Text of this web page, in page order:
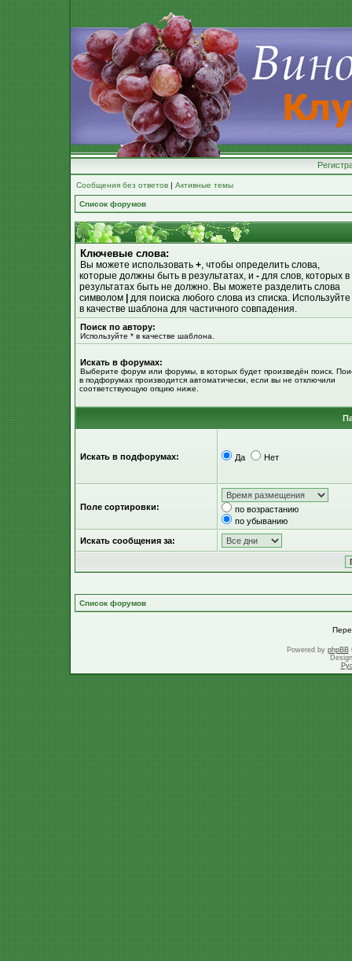
Сообщения без ответов | Активные темы
Список форумов
Ключевые слова:
Вы можете использовать +, чтобы определить слова,
которые должны быть в результатах, и - для слов, которых в
результатах быть не должно. Вы можете разделить слова
символом
для поиска любого слова из списка. Используйте
в качестве шаблона для частичного совпадения.
Поиск по автору:
Используйте * в качестве шаблона.
Искать в форумах:
Выберите форум или форумы, в которых будет произведён поиск.
в подфорумах производится автоматически, если вы не отключили
соответствующую опцию ниже.
Искать в подфорумах: Да Нет
Поле сортировки:
по возрастанию
по убыванию
Искать сообщения за:
Список форумов
Powered by phpBB